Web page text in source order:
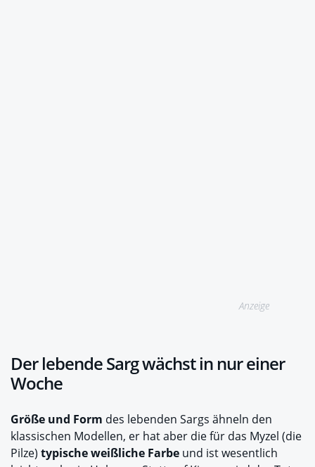
Anzeige
Der lebende Sarg wächst in nur einer
Woche
Größe und Form des lebenden Sargs ähneln den
klassischen Modellen, er hat aber die für das Myzel (die
Pilze) typische weißliche Farbe und ist wesentlich